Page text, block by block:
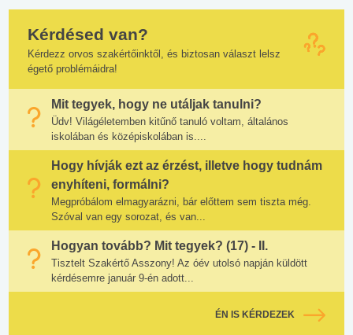
Kérdésed van?
Kérdezz orvos szakértőinktől, és biztosan választ lelsz
égető problémáidra!
Mit tegyek, hogy ne utáljak tanulni?
Üdv! Világéletemben kitűnő tanuló voltam, általános
iskolában és középiskolában is....
Hogy hívják ezt az érzést, illetve hogy tudnám
enyhíteni, formálni?
Megpróbálom elmagyarázni, bár előttem sem tiszta még.
Szóval van egy sorozat, és van...
Hogyan tovább? Mit tegyek? (17) - II.
Tisztelt Szakértő Asszony! Az óév utolsó napján küldött
kérdésemre január 9-én adott...
ÉN IS KÉRDEZEK